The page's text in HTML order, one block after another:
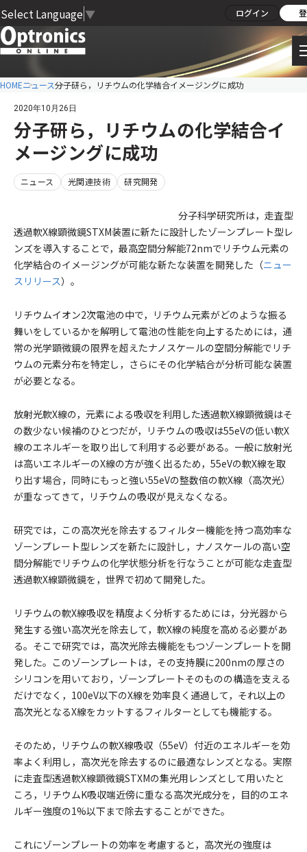
Select Language ▼ ログイン
HOMEニュース分子研ら，リチウムの化学結合イメージングに成功
2020年10月26日
分子研ら，リチウムの化学結合イ
メージングに成功
ニュース 光関連技術 研究開発
分子科学研究所は，走査型
透過軟X線顕微鏡STXM装置に新たに設計したゾーンプレート型レ
ンズを導入することで，最高空間分解能72nmでリチウム元素の
化学結合のイメージングが可能な新たな装置を開発した（ニュー
スリリース）。
リチウムイオン2次電池の中で，リチウム元素がどのような振る
舞いをしているかを解明して電池の性能を向上するためには，通
常の光学顕微鏡の限界を超えたナノスケールの空間分解能でリチ
ウムの元素分布を特定し，さらにその化学結合が分析可能な装置
が必要となる。
放射光軟X線の，元素による吸収を利用した透過軟X線顕微鏡はそ
の数少ない候補のひとつだが，リチウムの吸収は55eVの低い軟X
線のエネルギーを取り出して利用する必要がある。一般に放射光
は高いエネルギーのX線の方が強く出るため，55eVの軟X線を取
り出す場合，同時にもっと強い55eVの整数倍の軟X線（高次光）
が重なってきて，リチウムの吸収が見えなくなる。
研究では，この高次光を除去するフィルター機能を持つ高効率な
ゾーンプレート型レンズを新たに設計し，ナノスケールの高い空
間分解能でリチウムの化学状態分析を行なうことが可能な走査型
透過軟X線顕微鏡を，世界で初めて開発した。
リチウムの軟X線吸収を精度よく分析するためには，分光器から
発生する強い高次光を除去して，軟X線の純度を高める必要があ
る。そこで研究では，高次光除去機能をもつゾーンプレートを開
発した。このゾーンプレートは，その支持膜に200nmの厚さの
シリコンを用いており，ゾーンプレートそのものの構造を支える
だけでなく，100eV以下のX線を効率良く通過して，それ以上の
高次光となるX線をカットするフィルターとしても機能する。
そのため，リチウムの軟X線吸収（55eV）付近のエネルギーを効
率よく利用し，高次光を除去するのに最適なレンズとなる。実際
に走査型透過軟X線顕微鏡STXMの集光用レンズとして用いたと
ころ，リチウムK吸収端近傍に重なる高次光成分を，目的のエネ
ルギー強度の1%以下まで除去することができた。
これにゾーンプレートの効率を考慮すると，高次光の強度は